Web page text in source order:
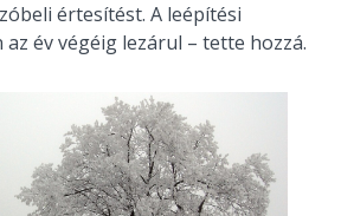
értesítést. A leépítési
év végéig lezárul – tette hozzá.